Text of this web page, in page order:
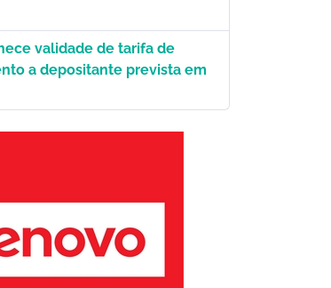
validade de tarifa de
a depositante prevista em